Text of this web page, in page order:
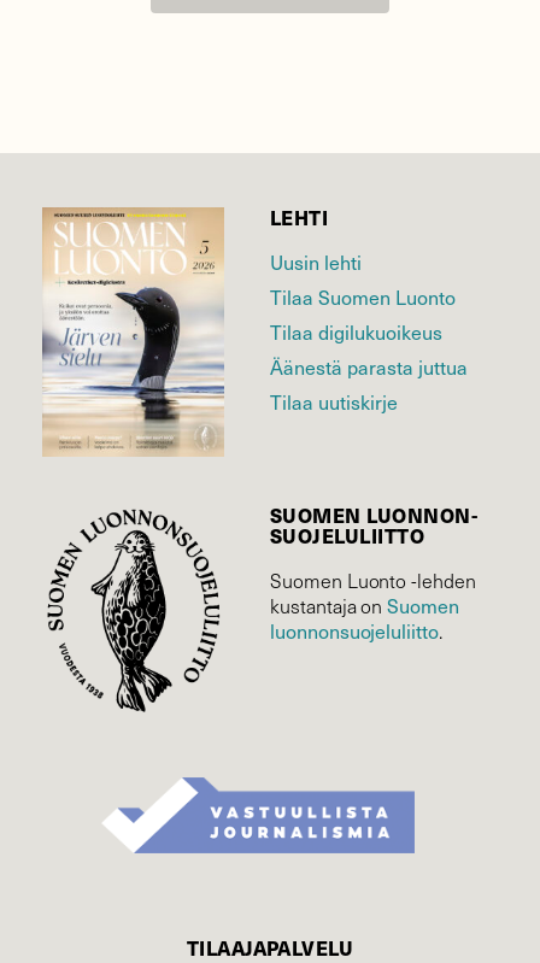
LEHTI
Uusin lehti
Tilaa Suomen Luonto
Tilaa digilukuoikeus
Äänestä parasta juttua
Tilaa uutiskirje
SUOMEN LUONNON­
SUOJELU­LIITTO
Suomen Luonto -lehden
kustantaja onSuomen
luonnonsuojelu­liitto.
TILAAJAPALVELU